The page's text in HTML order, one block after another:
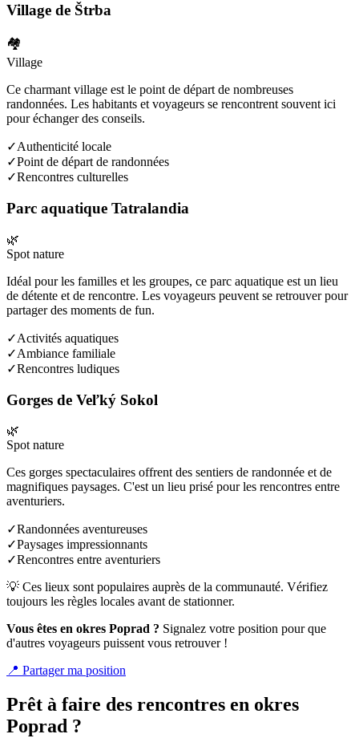
Village de Štrba
🏘️
Village
Ce charmant village est le point de départ de nombreuses
randonnées. Les habitants et voyageurs se rencontrent souvent ici
pour échanger des conseils.
✓Authenticité locale
✓Point de départ de randonnées
✓Rencontres culturelles
Parc aquatique Tatralandia
🌿
Spot nature
Idéal pour les familles et les groupes, ce parc aquatique est un lieu
de détente et de rencontre. Les voyageurs peuvent se retrouver pour
partager des moments de fun.
✓Activités aquatiques
✓Ambiance familiale
✓Rencontres ludiques
Gorges de Veľký Sokol
🌿
Spot nature
Ces gorges spectaculaires offrent des sentiers de randonnée et de
magnifiques paysages. C'est un lieu prisé pour les rencontres entre
aventuriers.
✓Randonnées aventureuses
✓Paysages impressionnants
✓Rencontres entre aventuriers
💡 Ces lieux sont populaires auprès de la communauté. Vérifiez
toujours les règles locales avant de stationner.
Vous êtes en okres Poprad ? Signalez votre position pour que
d'autres voyageurs puissent vous retrouver !
📍 Partager ma position
Prêt à faire des rencontres en okres
Poprad ?